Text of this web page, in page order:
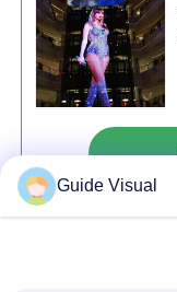
Guide Visual